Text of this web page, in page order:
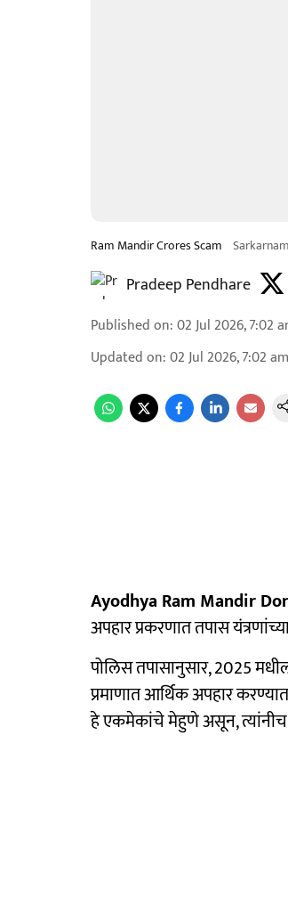
Ram Mandir Crores Scam
Pradeep Pendhare
Published on:02 Jul 2026, 7:02
Updated on:02 Jul 2026, 7:02 am
Ayodhya Ram Mandir
अपहार प्रकरणात तपास
पोलिस तपासानुसार, 2025
प्रमाणात आर्थिक अपहार
हे एकमेकांचे मेहुणे असून, त्यांनीच